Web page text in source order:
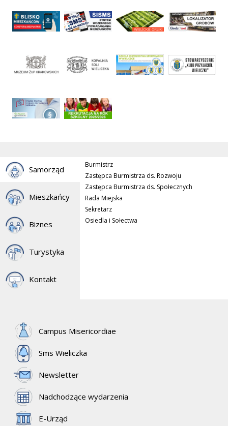
Samorząd
Mieszkańcy
Biznes
Turystyka
Kontakt
Burmistrz
Zastępca Burmistrza ds. Rozwoju
Zastępca Burmistrza ds. Społecznych
Rada Miejska
Sekretarz
Osiedla i Sołectwa
Campus Misericordiae
Sms Wieliczka
Newsletter
Nadchodzące wydarzenia
E-Urząd